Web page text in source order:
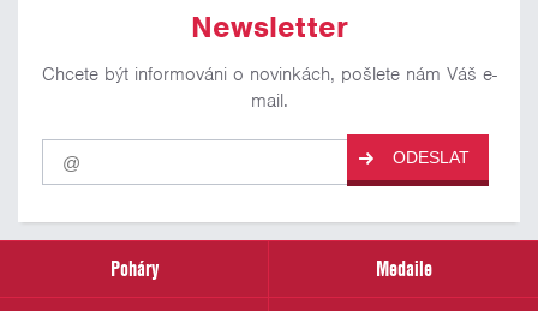
Newsletter
Chcete být informováni o novinkách, pošlete nám Váš e-
mail.
Pro
odběr
našich
email
ODESLAT
Poháry
Medaile